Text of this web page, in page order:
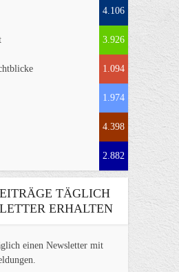
4.106
3.926
1.094
1.974
4.398
2.882
TÄGLICH
ERHALTEN
einen Newsletter mit